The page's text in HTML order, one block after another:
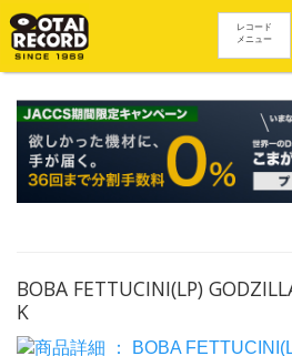
レコード
メニュー
BOBA FETTUCINI(LP)
K